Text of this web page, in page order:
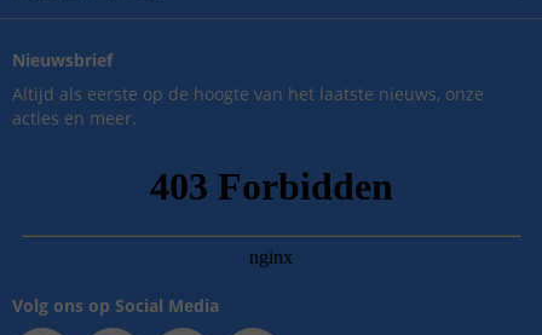
Nieuwsbrief
Altijd als eerste op de hoogte van het laatste nieuws, onze
acties en meer.
Volg ons op Social Media